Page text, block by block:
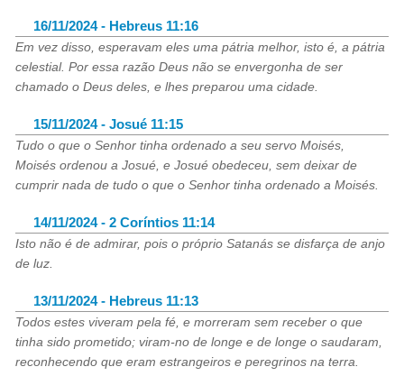
16/11/2024 - Hebreus 11:16
Em vez disso, esperavam eles uma pátria melhor, isto é, a pátria
celestial. Por essa razão Deus não se envergonha de ser
chamado o Deus deles, e lhes preparou uma cidade.
15/11/2024 - Josué 11:15
Tudo o que o Senhor tinha ordenado a seu servo Moisés,
Moisés ordenou a Josué, e Josué obedeceu, sem deixar de
cumprir nada de tudo o que o Senhor tinha ordenado a Moisés.
14/11/2024 - 2 Coríntios 11:14
Isto não é de admirar, pois o próprio Satanás se disfarça de anjo
de luz.
13/11/2024 - Hebreus 11:13
Todos estes viveram pela fé, e morreram sem receber o que
tinha sido prometido; viram-no de longe e de longe o saudaram,
reconhecendo que eram estrangeiros e peregrinos na terra.